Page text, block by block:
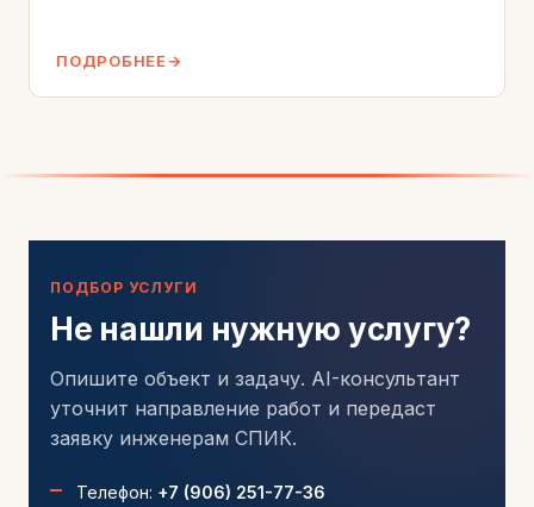
ПОДРОБНЕЕ
ПОДБОР УСЛУГИ
Не нашли нужную услугу?
Опишите объект и задачу. AI-консультант
уточнит направление работ и передаст
заявку инженерам СПИК.
Телефон: +7 (906) 251-77-36